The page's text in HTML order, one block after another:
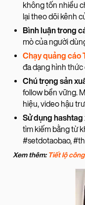
không tốn nhiều
lại theo dõi kênh
Bình luận trong
mò của người
Chạy quảng cáo
đa dạng hình thức
Chú trọng sản
follow bền vững.
hiệu, video hậu
Sử dụng hashtag
tìm kiếm bằng từ
#setdotaobao,
Xem thêm:Tiết lộ